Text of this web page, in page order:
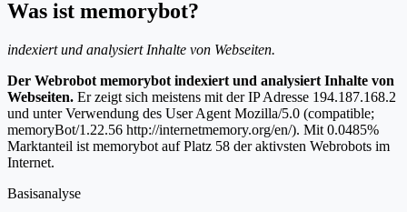
Was ist memorybot?
indexiert und analysiert Inhalte von Webseiten.
Der Webrobot memorybot indexiert und analysiert Inhalte von
Webseiten. Er zeigt sich meistens mit der IP Adresse 194.187.168.2
und unter Verwendung des User Agent Mozilla/5.0 (compatible;
memoryBot/1.22.56 http://internetmemory.org/en/). Mit 0.0485%
Marktanteil ist memorybot auf Platz 58 der aktivsten Webrobots im
Internet.
Basisanalyse